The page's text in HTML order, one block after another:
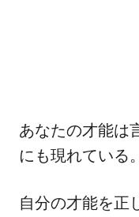
あなたの才能は
にも現れている。
自分の才能を正